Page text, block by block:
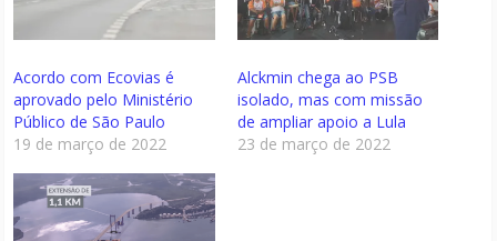
Acordo com Ecovias é
aprovado pelo Ministério
Público de São Paulo
19 de março de 2022
Alckmin chega ao PSB
isolado, mas com missão
de ampliar apoio a Lula
23 de março de 2022